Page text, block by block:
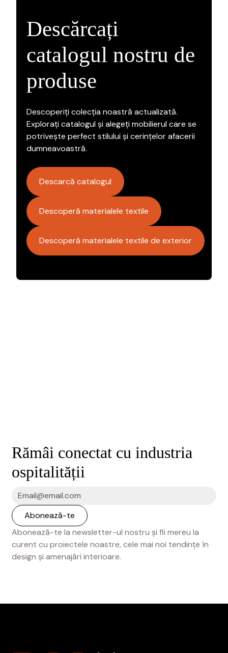
Descărcați
catalogul nostru de
produse
Descoperiți colecția noastră actualizată.
Explorați catalogul și alegeți mobilierul care se
potrivește perfect stilului și cerințelor afacerii
dumneavoastră.
Descarcă catalogul
Descoperă materialele textile
Descoperă materialele textile de exterior
Rămâi conectat cu industria
ospitalității
Abonează-te la newsletter-ul nostru și fii mereu la
curent cu proiectele noastre, cele mai noi tendințe în
design și amenajări interioare.